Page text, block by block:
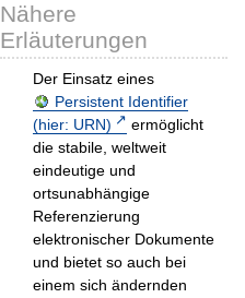
Nähere
Erläuterungen
Der Einsatz eines
Persistent Identifier
(hier: URN)
ermöglicht
die stabile, weltweit
eindeutige und
ortsunabhängige
Referenzierung
elektronischer Dokumente
und bietet so auch bei
einem sich ändernden